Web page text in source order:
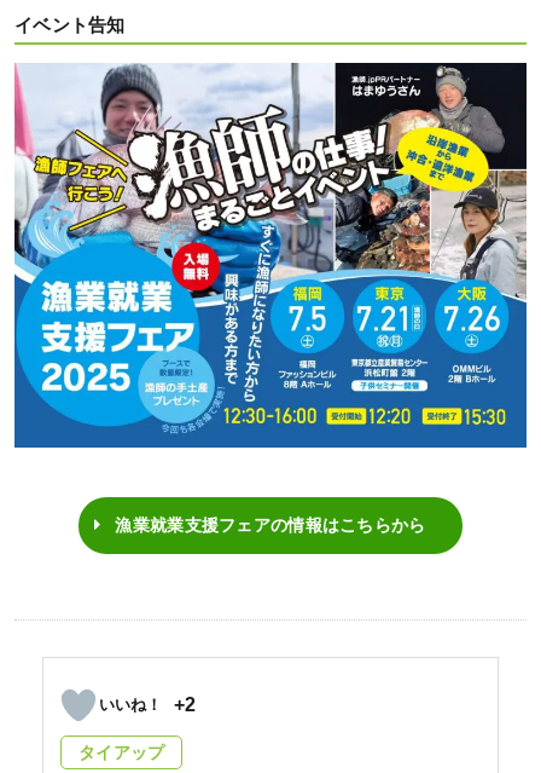
イベント告知
漁業就業支援フェアの情報はこちらから
+2
タイアップ